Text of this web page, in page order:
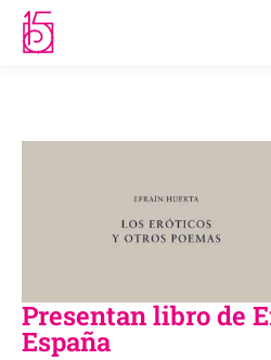
Presentan libro de
España